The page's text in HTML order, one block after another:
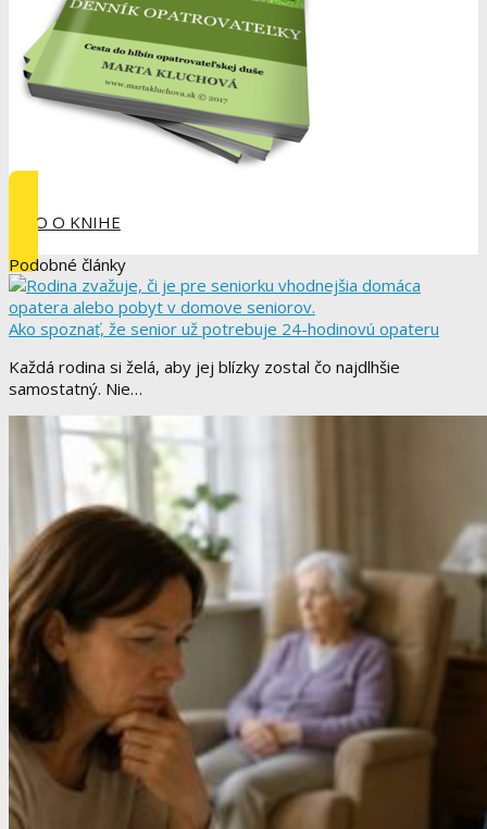
INFO O KNIHE
Podobné články
Ako spoznať, že senior už potrebuje 24-hodinovú opateru
Každá rodina si želá, aby jej blízky zostal čo najdlhšie
samostatný. Nie…